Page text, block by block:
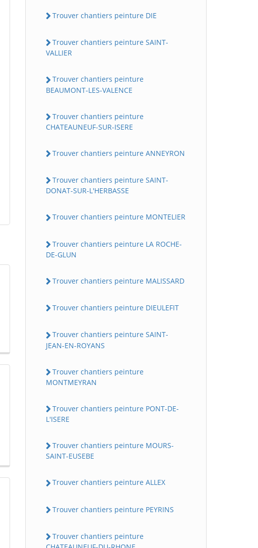
Trouver chantiers peinture DIE
Trouver chantiers peinture SAINT-
VALLIER
Trouver chantiers peinture
BEAUMONT-LES-VALENCE
Trouver chantiers peinture
CHATEAUNEUF-SUR-ISERE
Trouver chantiers peinture ANNEYRON
Trouver chantiers peinture SAINT-
DONAT-SUR-L'HERBASSE
Trouver chantiers peinture MONTELIER
Trouver chantiers peinture LA ROCHE-
DE-GLUN
Trouver chantiers peinture MALISSARD
Trouver chantiers peinture DIEULEFIT
Trouver chantiers peinture SAINT-
JEAN-EN-ROYANS
Trouver chantiers peinture
MONTMEYRAN
Trouver chantiers peinture PONT-DE-
L'ISERE
Trouver chantiers peinture MOURS-
SAINT-EUSEBE
Trouver chantiers peinture ALLEX
Trouver chantiers peinture PEYRINS
Trouver chantiers peinture